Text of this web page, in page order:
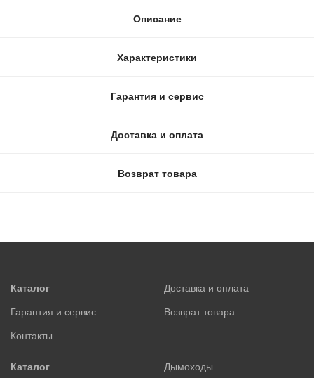
Описание
Характеристики
Гарантия и сервис
Доставка и оплата
Возврат товара
Каталог
Доставка и оплата
Гарантия и сервис
Возврат товара
Контакты
Каталог
Дымоходы